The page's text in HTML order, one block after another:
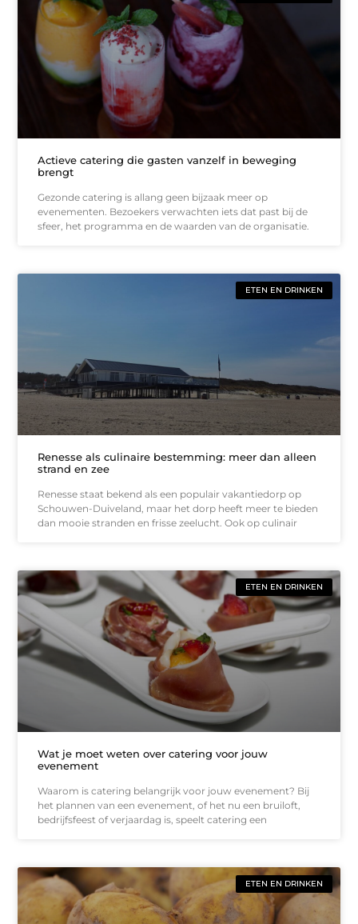
Actieve catering die gasten vanzelf in beweging
brengt
Gezonde catering is allang geen bijzaak meer op
evenementen. Bezoekers verwachten iets dat past bij de
sfeer, het programma en de waarden van de organisatie.
ETEN EN DRINKEN
Renesse als culinaire bestemming: meer dan alleen
strand en zee
Renesse staat bekend als een populair vakantiedorp op
Schouwen-Duiveland, maar het dorp heeft meer te bieden
dan mooie stranden en frisse zeelucht. Ook op culinair
ETEN EN DRINKEN
Wat je moet weten over catering voor jouw
evenement
Waarom is catering belangrijk voor jouw evenement? Bij
het plannen van een evenement, of het nu een bruiloft,
bedrijfsfeest of verjaardag is, speelt catering een
ETEN EN DRINKEN